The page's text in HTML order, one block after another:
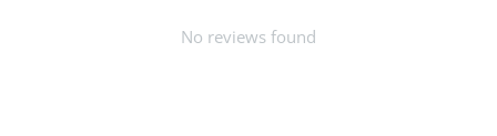
No reviews found